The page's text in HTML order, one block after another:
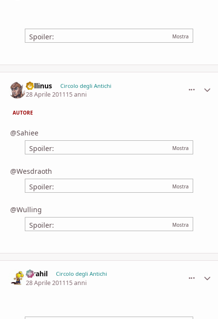
Spoiler:
Lollinus Circolo degli Antichi
28 Aprile 201115 anni
AUTORE
@Sahiee
Spoiler:
@Wesdraoth
Spoiler:
@Wulling
Spoiler:
Idrahil Circolo degli Antichi
28 Aprile 201115 anni